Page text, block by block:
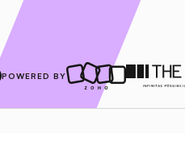
POWERED BY